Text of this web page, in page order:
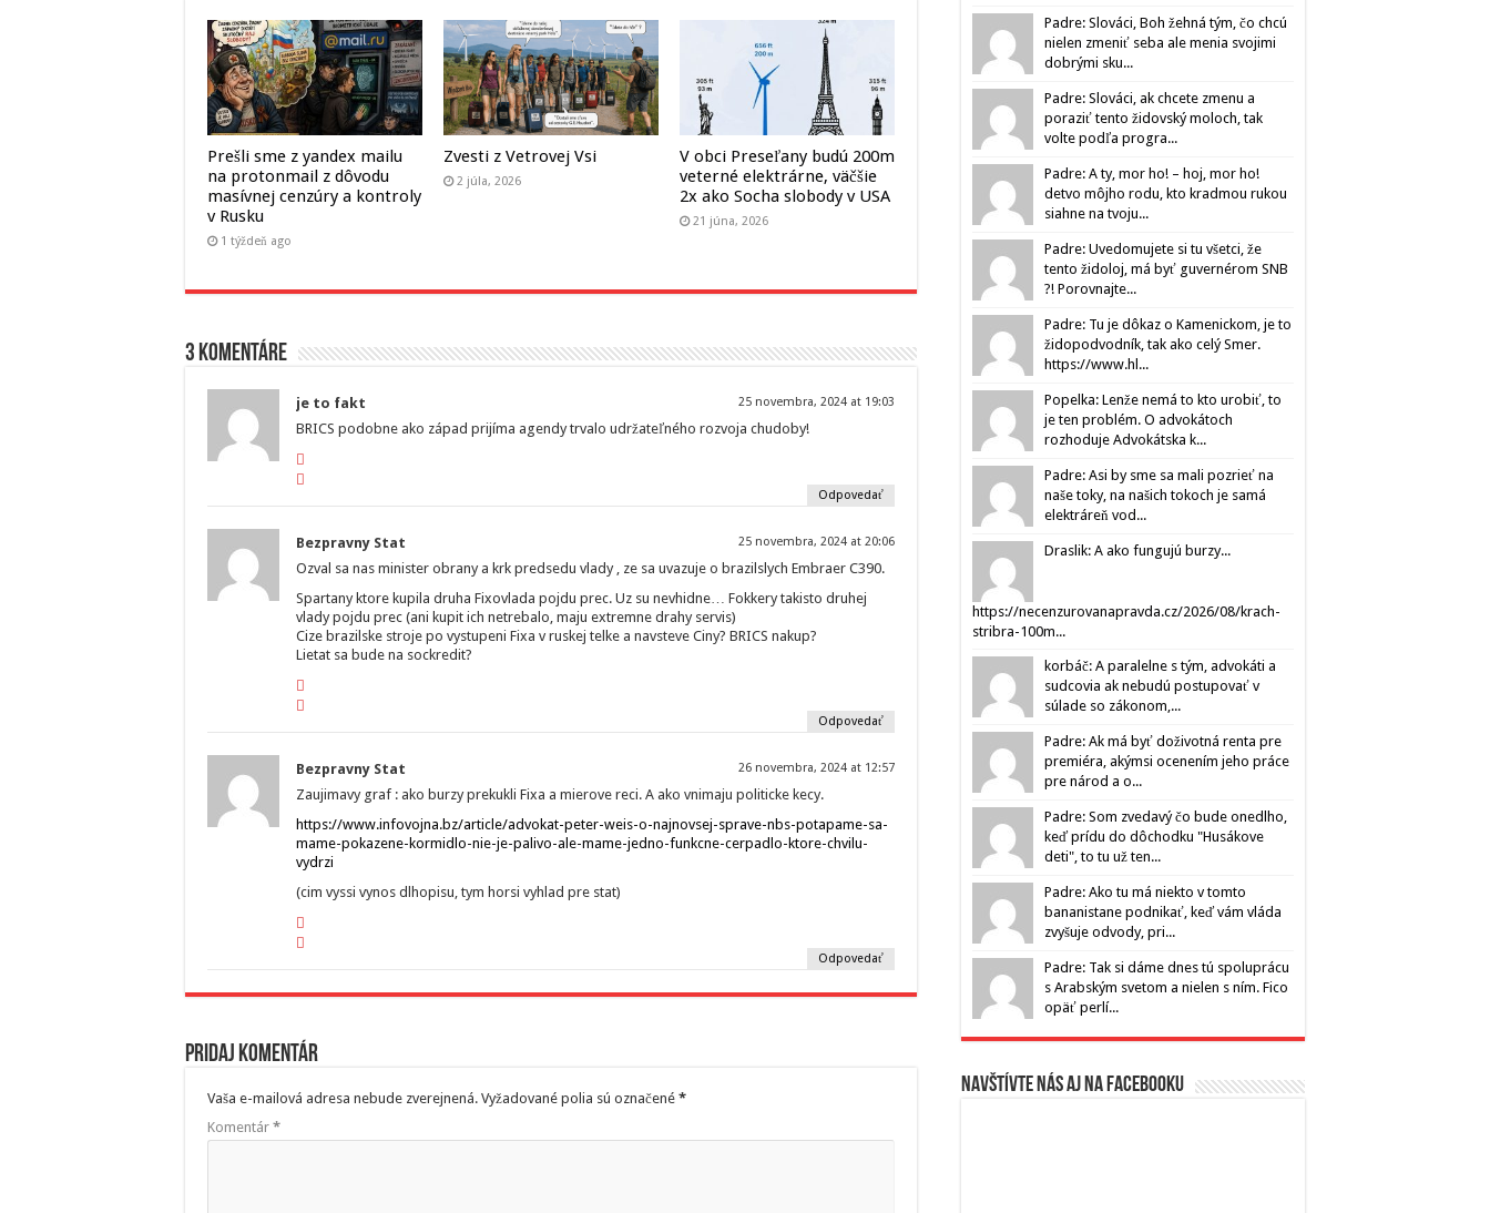
Prešli sme z yandex mailu
na protonmail z dôvodu
masívnej cenzúry a kontroly
v Rusku
1 týždeň ago
Zvesti z Vetrovej Vsi
2 júla, 2026
V obci Preseľany budú 200m
veterné elektrárne, väčšie
2x ako Socha slobody v USA
21 júna, 2026
3 komentáre
je to fakt 25 novembra, 2024 at 19:03
BRICS podobne ako západ prijíma agendy trvalo udržateľného rozvoja chudoby!
Odpovedať
Bezpravny Stat 25 novembra, 2024 at 20:06
Ozval sa nas minister obrany a krk predsedu vlady , ze sa uvazuje o brazilslych Embraer C390.
Spartany ktore kupila druha Fixovlada pojdu prec. Uz su nevhidne… Fokkery takisto druhej
vlady pojdu prec (ani kupit ich netrebalo, maju extremne drahy servis)
Cize brazilske stroje po vystupeni Fixa v ruskej telke a navsteve Ciny? BRICS nakup?
Lietat sa bude na sockredit?
Odpovedať
Bezpravny Stat 26 novembra, 2024 at 12:57
Zaujimavy graf : ako burzy prekukli Fixa a mierove reci. A ako vnimaju politicke kecy.
https://www.infovojna.bz/article/advokat-peter-weis-o-najnovsej-sprave-nbs-potapame-sa-
mame-pokazene-kormidlo-nie-je-palivo-ale-mame-jedno-funkcne-cerpadlo-ktore-chvilu-
vydrzi
(cim vyssi vynos dlhopisu, tym horsi vyhlad pre stat)
Odpovedať
Pridaj komentár
Vaša e-mailová adresa nebude zverejnená. Vyžadované polia sú označené *
Komentár *
Padre: Slováci, Boh žehná tým, čo chcú
nielen zmeniť seba ale menia svojimi
dobrými sku...
Padre: Slováci, ak chcete zmenu a
poraziť tento židovský moloch, tak
volte podľa progra...
Padre: A ty, mor ho! – hoj, mor ho!
detvo môjho rodu, kto kradmou rukou
siahne na tvoju...
Padre: Uvedomujete si tu všetci, že
tento židoloj, má byť guvernérom SNB
?! Porovnajte...
Padre: Tu je dôkaz o Kamenickom, je to
židopodvodník, tak ako celý Smer.
https://www.hl...
Popelka: Lenže nemá to kto urobiť, to
je ten problém. O advokátoch
rozhoduje Advokátska k...
Padre: Asi by sme sa mali pozrieť na
naše toky, na našich tokoch je samá
elektráreň vod...
Draslik: A ako fungujú burzy...
https://necenzurovanapravda.cz/2026/08/krach-
stribra-100m...
korbáč: A paralelne s tým, advokáti a
sudcovia ak nebudú postupovať v
súlade so zákonom,...
Padre: Ak má byť doživotná renta pre
premiéra, akýmsi ocenením jeho práce
pre národ a o...
Padre: Som zvedavý čo bude onedlho,
keď prídu do dôchodku "Husákove
deti", to tu už ten...
Padre: Ako tu má niekto v tomto
bananistane podnikať, keď vám vláda
zvyšuje odvody, pri...
Padre: Tak si dáme dnes tú spoluprácu
s Arabským svetom a nielen s ním. Fico
opäť perlí...
Navštívte nás aj na Facebooku